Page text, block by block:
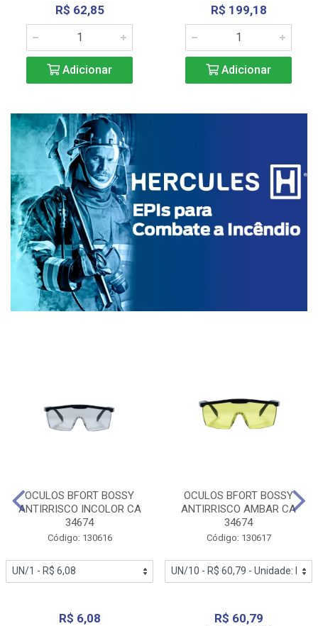
R$ 62,85
Adicionar
R$ 199,18
Adicionar
OCULOS BFORT BOSSY
ANTIRRISCO INCOLOR CA
34674
Código: 130616
R$ 6,08
OCULOS BFORT BOSSY
ANTIRRISCO AMBAR CA
34674
Código: 130617
R$ 60,79